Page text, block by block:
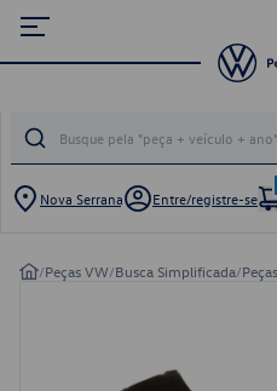
Nova Serrana Entre/registre-se
/Peças VW/Busca Simplificada/